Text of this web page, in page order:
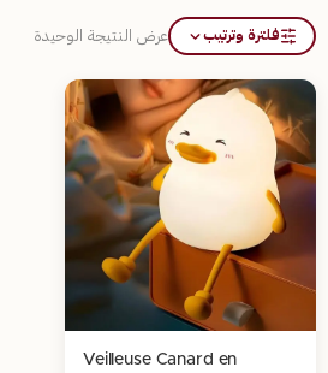
فلترة وترتيب عرض النتيجة الوحيدة
Veilleuse Canard en